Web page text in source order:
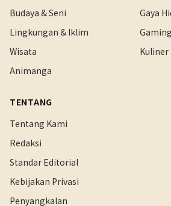
Budaya & Seni
Gaya
Lingkungan & Iklim
Gaming
Wisata
Kuliner
Animanga
TENTANG
Tentang Kami
Redaksi
Standar Editorial
Kebijakan Privasi
Penyangkalan